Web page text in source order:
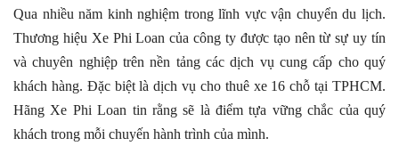
Qua nhiều năm kinh nghiệm trong lĩnh vực vận chuyển du lịch.
Thương hiệu Xe Phi Loan của công ty được tạo nên từ sự uy tín
và chuyên nghiệp trên nền tảng các dịch vụ cung cấp cho quý
khách hàng. Đặc biệt là dịch vụ cho thuê xe 16 chỗ tại TPHCM.
Hãng Xe Phi Loan tin rằng sẽ là điểm tựa vững chắc của quý
khách trong mỗi chuyến hành trình của mình.